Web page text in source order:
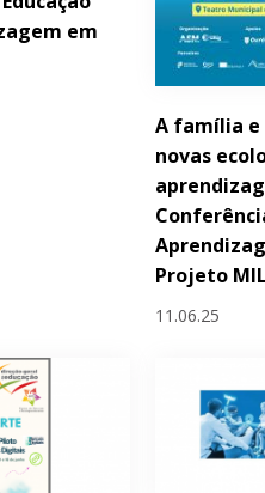
em
A família e
novas
Projeto
11.06.25